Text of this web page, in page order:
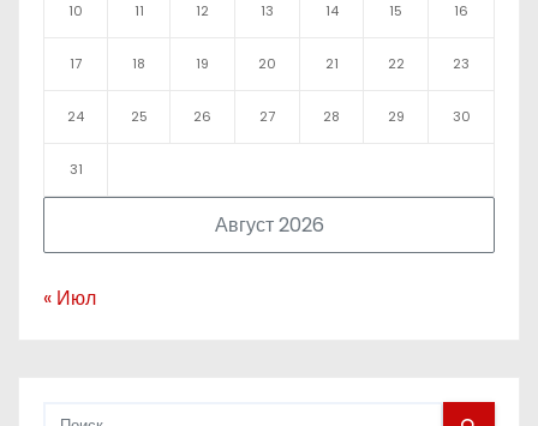
Август 2026
10 11 12 13 14 15 16
17 18 19 20 21 22 23
24 25 26 27 28 29 30
31
« Июл